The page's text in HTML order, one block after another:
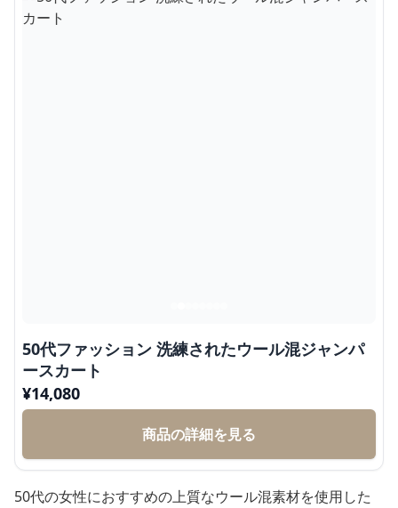
50代ファッション 洗練されたウール混ジャンパ
ースカート
¥14,080
商品の詳細を見る
50代の女性におすすめの上質なウール混素材を使用した